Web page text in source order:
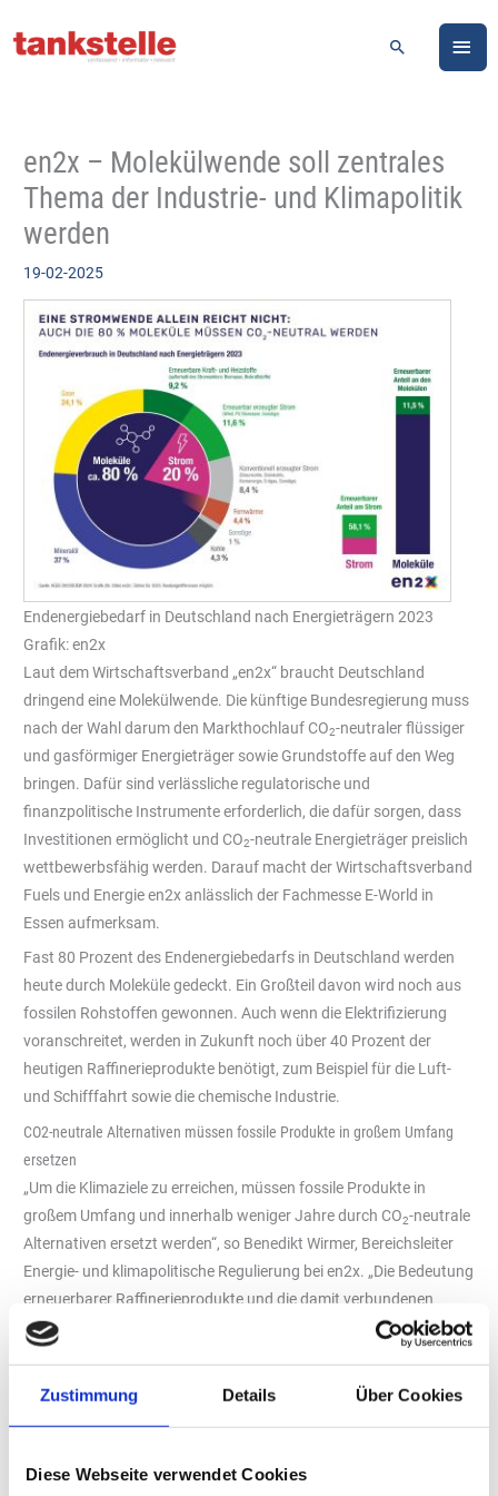
Zustimmung Details Über Cookies
Diese Webseite verwendet Cookies
Inhalt
Suchen
en2x – Molekülwende soll zentrales
Thema der Industrie- und Klimapolitik
werden
19-02-2025
Endenergiebedarf in Deutschland nach Energieträgern 2023
Grafik: en2x
Laut dem Wirtschaftsverband „en2x“ braucht Deutschland
dringend eine Molekülwende. Die künftige Bundesregierung muss
nach der Wahl darum den Markthochlauf CO2-neutraler flüssiger
und gasförmiger Energieträger sowie Grundstoffe auf den Weg
bringen. Dafür sind verlässliche regulatorische und
finanzpolitische Instrumente erforderlich, die dafür sorgen, dass
Investitionen ermöglicht und CO2-neutrale Energieträger preislich
wettbewerbsfähig werden. Darauf macht der Wirtschaftsverband
Fuels und Energie en2x anlässlich der Fachmesse E-World in
Essen aufmerksam.
Fast 80 Prozent des Endenergiebedarfs in Deutschland werden
heute durch Moleküle gedeckt. Ein Großteil davon wird noch aus
fossilen Rohstoffen gewonnen. Auch wenn die Elektrifizierung
voranschreitet, werden in Zukunft noch über 40 Prozent der
heutigen Raffinerieprodukte benötigt, zum Beispiel für die Luft-
und Schifffahrt sowie die chemische Industrie.
CO2-neutrale Alternativen müssen fossile Produkte in großem Umfang
ersetzen
„Um die Klimaziele zu erreichen, müssen fossile Produkte in
großem Umfang und innerhalb weniger Jahre durch CO2-neutrale
Alternativen ersetzt werden“, so Benedikt Wirmer, Bereichsleiter
Energie- und klimapolitische Regulierung bei en2x. „Die Bedeutung
erneuerbarer Raffinerieprodukte und die damit verbundenen
Herausforderungen werden noch massiv unterschätzt. Die
Industrie- und Energiepolitik werden.“ Es gehe darum, die
notwendige Verfügbarkeit von Wasserstoff für den industriellen
Kohlenstoffquellen wie Biomasse, Abfall- und Reststoffen sowie